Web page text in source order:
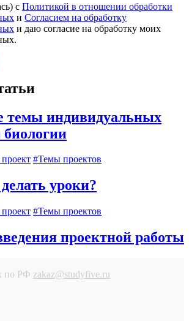
с Политикой в отношении обработки
и Согласием на обработку
и даю согласие на обработку моих
темы индивидуальных
биологии
#Темы проектов
уроки?
#Темы проектов
проектной работы
по РФ zakaz@studyfive.ru